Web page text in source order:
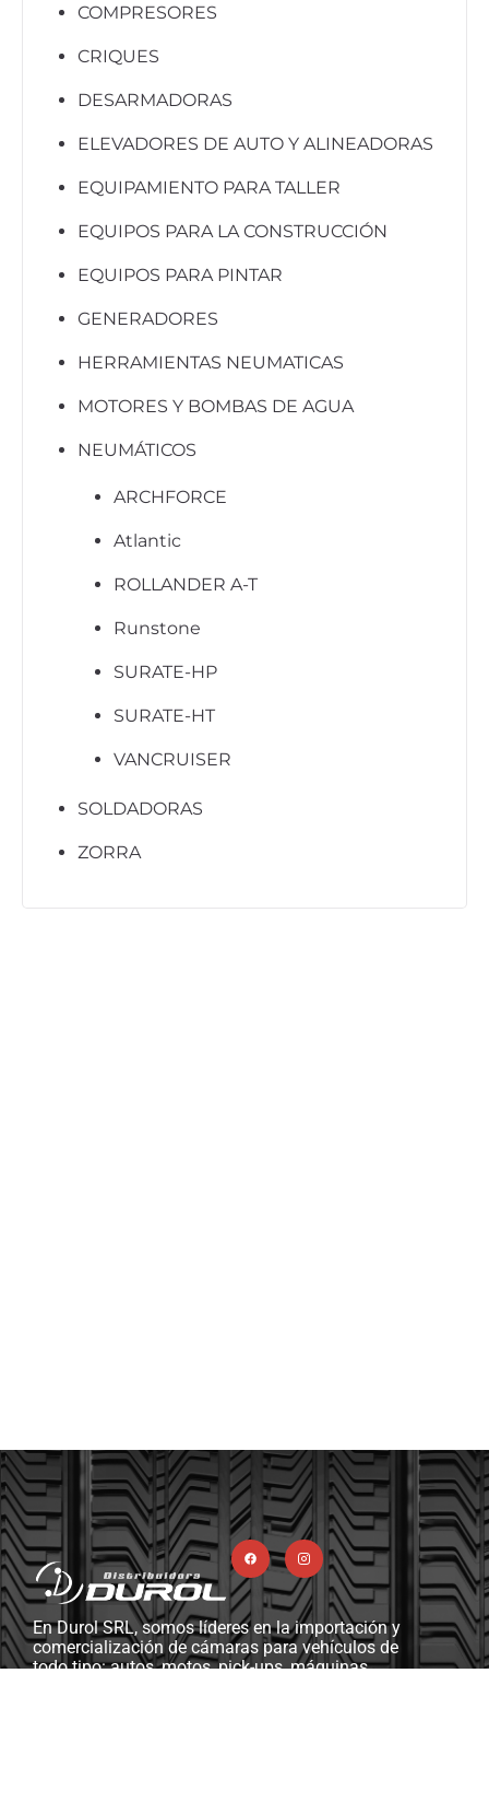
COMPRESORES
CRIQUES
DESARMADORAS
ELEVADORES DE AUTO Y ALINEADORAS
EQUIPAMIENTO PARA TALLER
EQUIPOS PARA LA CONSTRUCCIÓN
EQUIPOS PARA PINTAR
GENERADORES
HERRAMIENTAS NEUMATICAS
MOTORES Y BOMBAS DE AGUA
NEUMÁTICOS
ARCHFORCE
Atlantic
ROLLANDER A-T
Runstone
SURATE-HP
SURATE-HT
VANCRUISER
SOLDADORAS
ZORRA
En Durol SRL, somos líderes en la importación y
comercialización de cámaras para vehículos de
todo tipo: autos, motos, pick-ups, máquinas